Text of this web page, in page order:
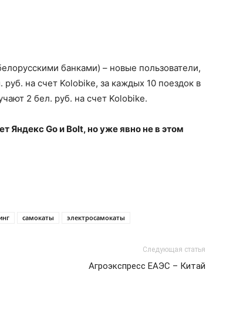
банками) – новые пользователи,
на счет Kolobike, за каждых 10 поездок в
2 бел. руб. на счет Kolobike.
Яндекс Go и Bolt, но уже явно не в этом
самокаты электросамокаты
Следующая статья
Агроэкспресс ЕАЭС – Китай